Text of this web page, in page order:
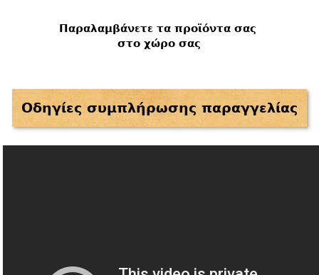
Παραλαμβάνετε τα προϊόντα σας
στο χώρο σας
Οδηγίες συμπλήρωσης παραγγελίας